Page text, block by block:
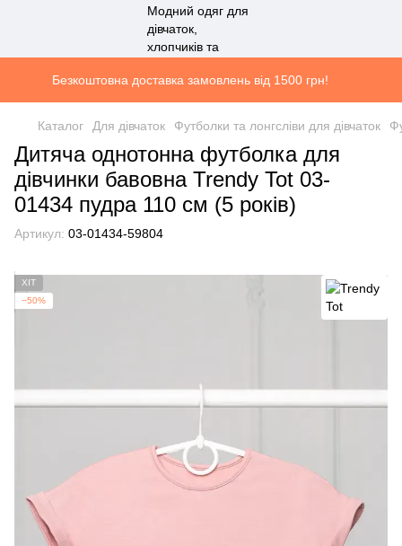
Безкоштовна доставка замовлень від 1500 грн!
Каталог Для дівчаток Футболки та лонгсліви для дівчаток
Дитяча однотонна футболка для
дівчинки бавовна Trendy Tot 03-
01434 пудра 110 см (5 років)
Артикул: 03-01434-59804
ХІТ
−50%